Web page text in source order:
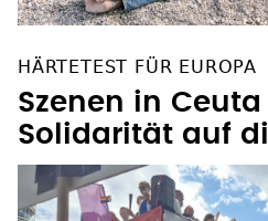
HÄRTETEST FÜR EUROPA
Szenen in
Solidarität auf